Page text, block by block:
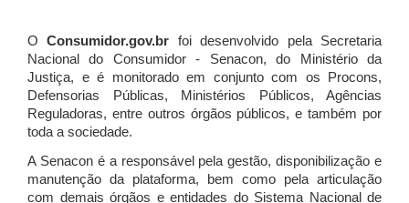
OConsumidor.gov.br
foi desenvolvido pela Secretaria
Nacional do Consumidor - Senacon, do Ministério da
Justiça, e é monitorado em conjunto com os Procons,
Defensorias Públicas, Ministérios Públicos, Agências
Reguladoras, entre outros órgãos públicos, e também por
toda a sociedade.
A Senacon é a responsável pela gestão, disponibilização e
manutenção da plataforma, bem como pela articulação
com demais órgãos e entidades do Sistema Nacional de